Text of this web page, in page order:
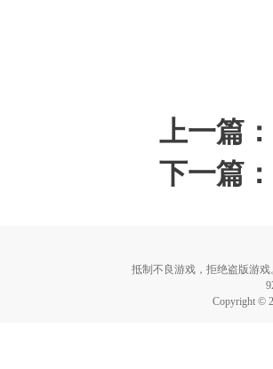
上一篇：
下一篇：
抵制不良游戏，拒绝盗版游
Copyright ©